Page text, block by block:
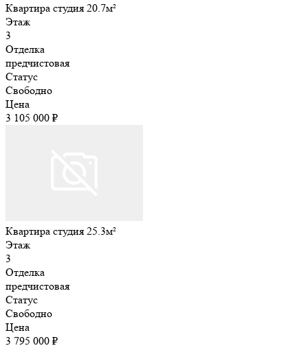
Квартира студия 20.7м²
Этаж
3
Отделка
предчистовая
Статус
Свободно
Цена
3 105 000 ₽
Квартира студия 25.3м²
Этаж
3
Отделка
предчистовая
Статус
Свободно
Цена
3 795 000 ₽